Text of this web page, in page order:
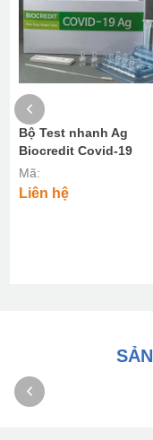
Bộ Test nhanh Ag
Biocredit Covid-19
Mã:
Liên hệ